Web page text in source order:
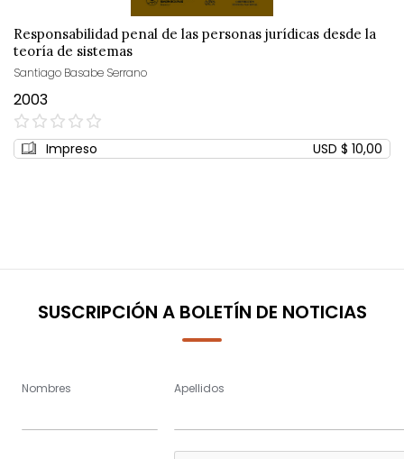
Responsabilidad penal de las personas jurídicas desde la
teoría de sistemas
Santiago Basabe Serrano
2003
0%
Impreso USD $ 10,00
SUSCRIPCIÓN A BOLETÍN DE NOTICIAS
Nombres Apellidos